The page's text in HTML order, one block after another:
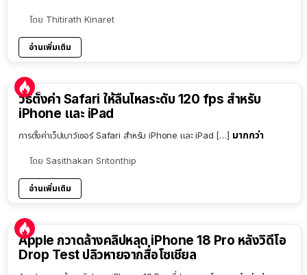
โดย Thitirath Kinaret
อ่านเพิ่มเติม
วิธีตั้งค่า Safari ให้ลื่นไหลระดับ 120 fps สำหรับ
iPhone และ iPad
การตั้งค่าเว็ปเบาว์เซอร์ Safari สำหรับ iPhone และ iPad […] มากกว่า
โดย Sasithakan Sritonthip
อ่านเพิ่มเติม
Apple กวาดล้างคลิปหลุด iPhone 18 Pro หลังวิดีโอ
Drop Test ปลิวหายจากสื่อโซเชียล